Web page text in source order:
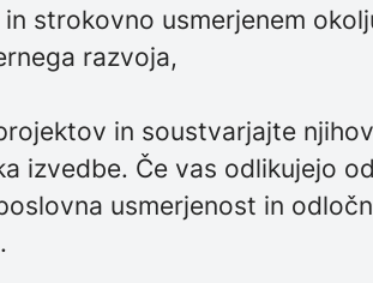
strokovno usmerjenem
razvoja,
in soustvarjajte
izvedbe. Če vas odlikujejo
usmerjenost in